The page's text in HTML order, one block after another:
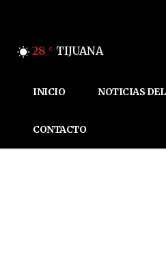
28 C TIJUANA
INICIO NOTICIAS
CONTACTO